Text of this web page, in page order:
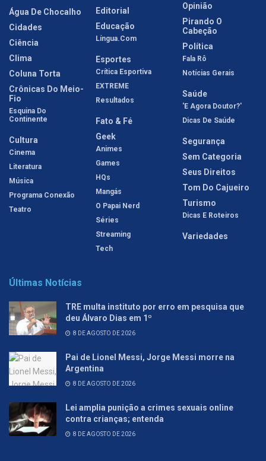
Água De Chocalho
Cidades
Ciência
Clima
Coluna Torta
Crônicas Do Meio-
Fio
Esquina Do
Continente
Cultura
Cinema
Literatura
Música
Programa Conexão
Teatro
Editorial
Educação
Língua.com
Esportes
Crítica Esportiva
EXTREME
Resultados
Fato & Fé
Geek
Animes
Games
HQs
Mangás
O Papai Nerd
Séries
Streaming
Tech
Opinião
Pirando O
Cabeção
Política
Fala Rô
Notícias Gerais
Saúde
'E Agora Doutor?'
Dicas De Saúde
Segurança
Sem Categoria
Seus Direitos
Tom Do Cajueiro
Turismo
Dicas E Roteiros
Variedades
Últimas Notícias
TRE multa instituto por erro em pesquisa que
deu Álvaro Dias em 1º
8 DE AGOSTO DE 2026
Pai de Lionel Messi, Jorge Messi morre na
Argentina
8 DE AGOSTO DE 2026
Lei amplia punição a crimes sexuais online
contra crianças; entenda
8 DE AGOSTO DE 2026